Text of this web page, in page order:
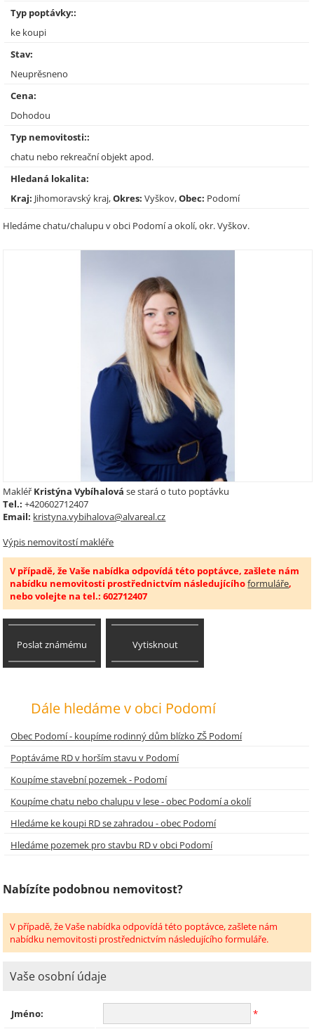
Typ poptávky::
ke koupi
Stav:
Neuprěsneno
Cena:
Dohodou
Typ nemovitosti::
chatu nebo rekreační objekt apod.
Hledaná lokalita:
Kraj: Jihomoravský kraj,Okres:Vyškov,Obec: Podomí
Hledáme chatu/chalupu v obci Podomí a okolí, okr. Vyškov.
Makléř Kristýna Vybíhalová se stará o tuto poptávku
Tel.: +420602712407
Email: kristyna.vybihalova@alvareal.cz
Výpis nemovitostí makléře
V případě, že Vaše nabídka odpovídá této poptávce, zašlete nám
nabídku nemovitosti prostřednictvím následujícíhoformuláře,
nebo volejte na tel.: 602712407
Poslat známému Vytisknout
Dále hledáme v obci Podomí
Obec Podomí - koupíme rodinný dům blízko ZŠ Podomí
Poptáváme RD v horším stavu v Podomí
Koupíme stavební pozemek - Podomí
Koupíme chatu nebo chalupu v lese - obec Podomí a okolí
Hledáme ke koupi RD se zahradou - obec Podomí
Hledáme pozemek pro stavbu RD v obci Podomí
Nabízíte podobnou nemovitost?
V případě, že Vaše nabídka odpovídá této poptávce, zašlete nám
nabídku nemovitosti prostřednictvím následujícího formuláře.
Vaše osobní údaje
Jméno: *